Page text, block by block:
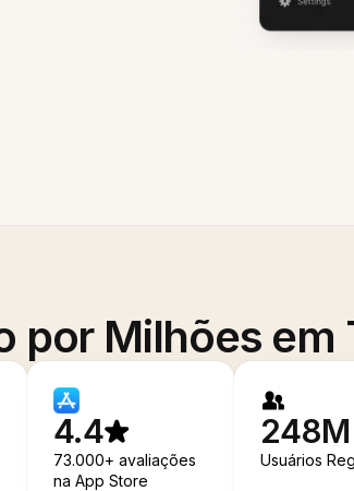
por Milhões em
4.4
73.000+ avaliações
na App Store
248M
Usuários